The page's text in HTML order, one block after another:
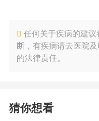
任何关于疾病的建
断，有疾病请去医院
的法律责任。
猜你想看